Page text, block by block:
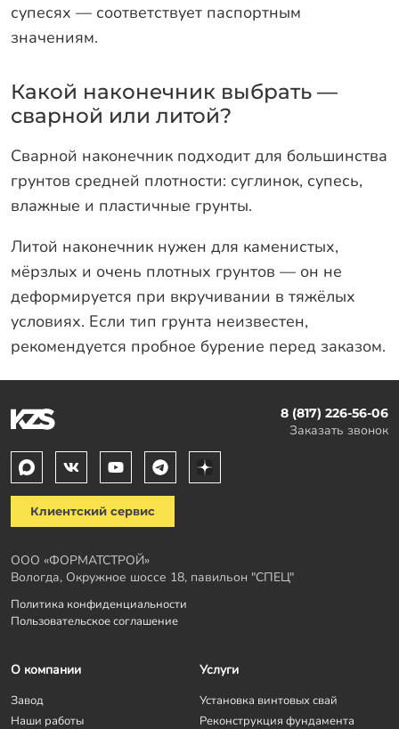
супесях — соответствует паспортным
значениям.
Какой наконечник выбрать —
сварной или литой?
Сварной наконечник подходит для большинства
грунтов средней плотности: суглинок, супесь,
влажные и пластичные грунты.
Литой наконечник нужен для каменистых,
мёрзлых и очень плотных грунтов — он не
деформируется при вкручивании в тяжёлых
условиях. Если тип грунта неизвестен,
рекомендуется пробное бурение перед заказом.
8 (817) 226-56-06
Заказать звонок
Клиентский сервис
ООО «ФОРМАТСТРОЙ»
Вологда, Окружное шоссе 18, павильон "СПЕЦ"
Политика конфиденциальности
Пользовательское соглашение
О компании
Завод
Наши работы
Услуги
Установка винтовых свай
Реконструкция фундамента